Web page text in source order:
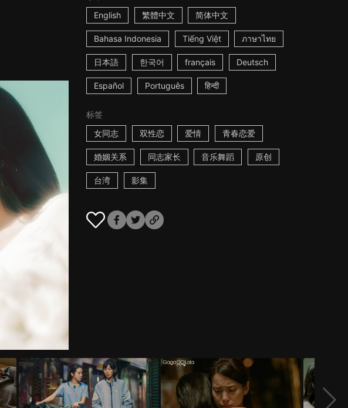
English
繁體中文 简体中文
Bahasa Indonesia Tiếng Việt ภาษาไทย
日本語 한국어 français Deutsch
Español Português हिन्दी
标签
女同志
双性恋 爱情 青春恋爱
婚姻关系 同志家长 音乐舞蹈 原创
台湾 影集